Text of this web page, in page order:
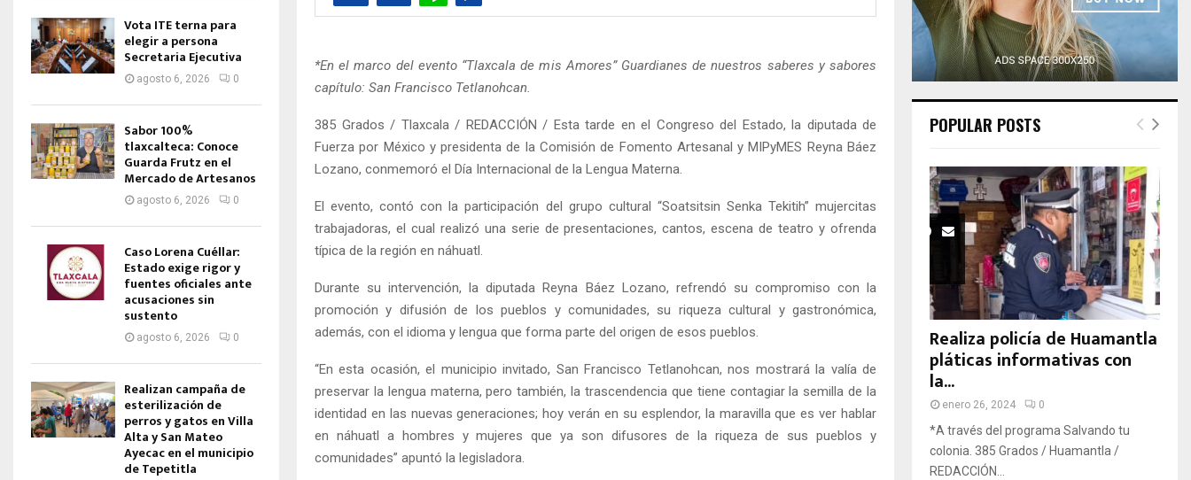
*En el marco del evento “Tlaxcala de mis Amores” Guardianes de nuestros saberes y sabores
capítulo: San Francisco Tetlanohcan.
385 Grados / Tlaxcala / REDACCIÓN / Esta tarde en el Congreso del Estado, la diputada de
Fuerza por México y presidenta de la Comisión de Fomento Artesanal y MIPyMES Reyna Báez
Lozano, conmemoró el Día Internacional de la Lengua Materna.
El evento, contó con la participación del grupo cultural “Soatsitsin Senka Tekitih” mujercitas
trabajadoras, el cual realizó una serie de presentaciones, cantos, escena de teatro y ofrenda
típica de la región en náhuatl.
Durante su intervención, la diputada Reyna Báez Lozano, refrendó su compromiso con la
promoción y difusión de los pueblos y comunidades, su riqueza cultural y gastronómica,
además, con el idioma y lengua que forma parte del origen de esos pueblos.
“En esta ocasión, el municipio invitado, San Francisco Tetlanohcan, nos mostrará la valía de
preservar la lengua materna, pero también, la trascendencia que tiene contagiar la semilla de la
identidad en las nuevas generaciones; hoy verán en su esplendor, la maravilla que es ver hablar
en náhuatl a hombres y mujeres que ya son difusores de la riqueza de sus pueblos y
comunidades” apuntó la legisladora.
Vota ITE terna para
elegir a persona
Secretaria Ejecutiva
agosto 6, 2026 0
Sabor 100%
tlaxcalteca: Conoce
Guarda Frutz en el
Mercado de Artesanos
agosto 6, 2026 0
Caso Lorena Cuéllar:
Estado exige rigor y
fuentes oficiales ante
acusaciones sin
sustento
agosto 6, 2026 0
Realizan campaña de
esterilización de
perros y gatos en Villa
Alta y San Mateo
Ayecac en el municipio
de Tepetitla
POPULAR POSTS
Realiza policía de Huamantla
pláticas informativas con
la...
enero 26, 2024 0
*A través del programa Salvando tu
colonia. 385 Grados / Huamantla /
REDACCIÓN...